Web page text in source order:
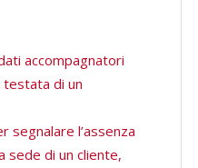
accompagnatori
testata di un
segnalare l’assenza
sede di un cliente,